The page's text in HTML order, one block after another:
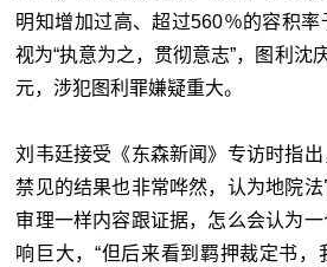
明知增加过高、超过560％的容积率
视为“执意为之，贯彻意志”，图利沈
元，涉犯图利罪嫌疑重大。
刘韦廷接受《东森新闻》专访时指
禁见的结果也非常哗然，认为地院
审理一样内容跟证据，怎么会认为
响巨大，“但后来看到羁押裁定书